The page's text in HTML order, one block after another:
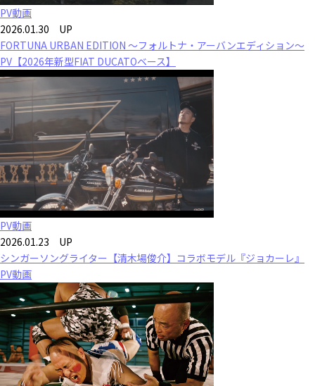
PV動画
2026.01.30 UP
FORTUNA URBAN EDITION ～フォルトナ・アーバンエディション～
PV【2026年新型FIAT DUCATOベース】
PV動画
2026.01.23 UP
シンガーソングライター【清木場俊介】コラボモデル『ジョカーレ』
PV動画